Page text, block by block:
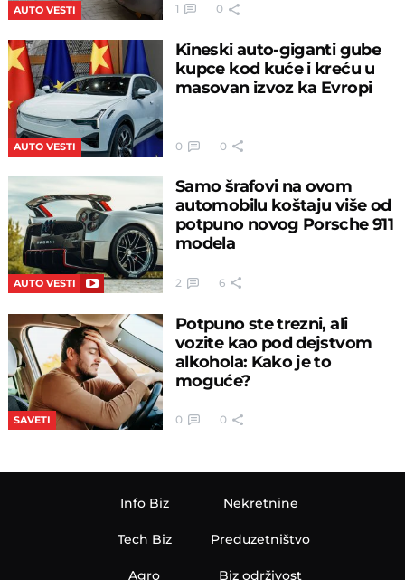
AUTO VESTI 1 0
AUTO VESTI
Kineski auto-giganti gube
kupce kod kuće i kreću u
masovan izvoz ka Evropi
0 0
AUTO VESTI
Samo šrafovi na ovom
automobilu koštaju više od
potpuno novog Porsche 911
modela
2 6
SAVETI
Potpuno ste trezni, ali
vozite kao pod dejstvom
alkohola: Kako je to
moguće?
0 0
Info Biz
Tech Biz
Agro
Nekretnine
Preduzetništvo
Biz održivost